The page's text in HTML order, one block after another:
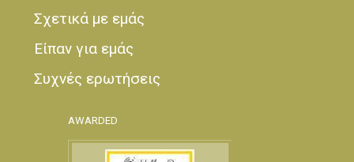
Σχετικά με εμάς
Είπαν για εμάς
Συχνές ερωτήσεις
AWARDED